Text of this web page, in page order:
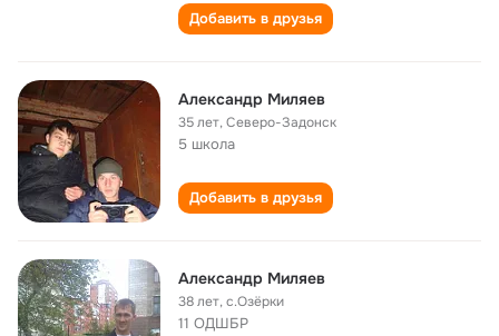
Добавить в друзья
Александр Миляев
35 лет,Северо-Задонск
5 школа
Добавить в друзья
Александр Миляев
38 лет,с.Озёрки
11 ОДШБР